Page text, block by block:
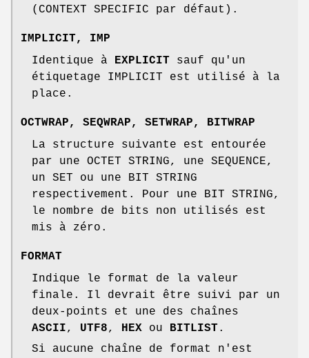
(CONTEXT SPECIFIC par défaut).
IMPLICIT, IMP
Identique à EXPLICIT sauf qu'un
étiquetage IMPLICIT est utilisé à la
place.
OCTWRAP, SEQWRAP, SETWRAP, BITWRAP
La structure suivante est entourée
par une OCTET STRING, une SEQUENCE,
un SET ou une BIT STRING
respectivement. Pour une BIT STRING,
le nombre de bits non utilisés est
mis à zéro.
FORMAT
Indique le format de la valeur
finale. Il devrait être suivi par un
deux-points et une des chaînes
ASCII, UTF8, HEX ou BITLIST.
Si aucune chaîne de format n'est